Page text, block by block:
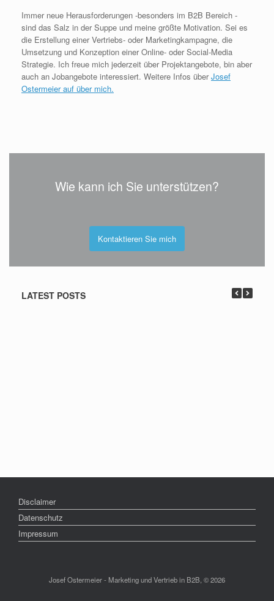
Immer neue Herausforderungen -besonders im B2B Bereich -
sind das Salz in der Suppe und meine größte Motivation. Sei es
die Erstellung einer Vertriebs- oder Marketingkampagne, die
Umsetzung und Konzeption einer Online- oder Social-Media
Strategie. Ich freue mich jederzeit über Projektangebote, bin aber
auch an Jobangebote interessiert. Weitere Infos überJosef
Ostermeier auf über mich.
Wie kann ich Sie unterstützen?
Kontaktieren Sie mich
LATEST POSTS
Disclaimer
Datenschutz
Impressum
Josef Ostermeier - Marketing und Vertrieb in B2B, © 2026